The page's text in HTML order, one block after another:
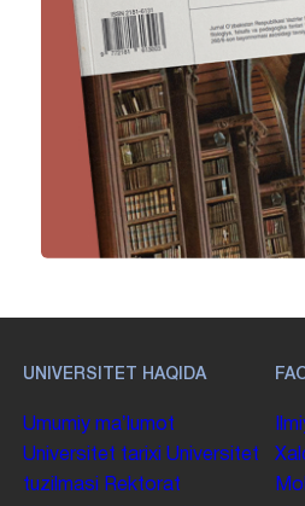
UNIVERSITET HAQIDA
Umumiy maʼlumot
Universitet tarixi Universitet
tuzilmasi
Rektorat